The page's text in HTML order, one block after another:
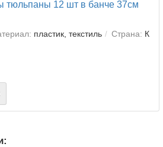
тюльпаны 12 шт в банче 37см
пластик, текстиль Страна: К